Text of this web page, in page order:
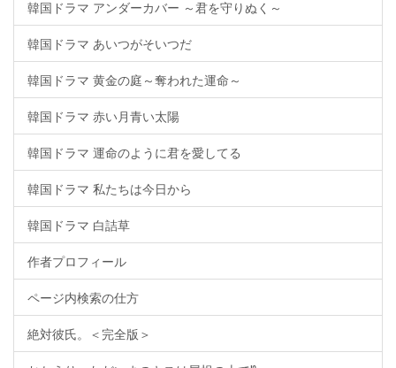
韓国ドラマ アンダーカバー ～君を守りぬく～
韓国ドラマ あいつがそいつだ
韓国ドラマ 黄金の庭～奪われた運命～
韓国ドラマ 赤い月青い太陽
韓国ドラマ 運命のように君を愛してる
韓国ドラマ 私たちは今日から
韓国ドラマ 白詰草
作者プロフィール
ページ内検索の仕方
絶対彼氏。＜完全版＞